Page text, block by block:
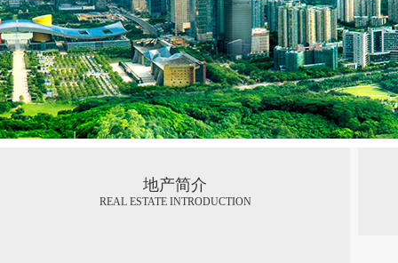
地产简介
REAL ESTATE INTRODUCTION